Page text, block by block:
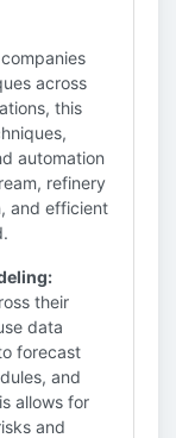
across
this
automation
refinery
and efficient
their
data
forecast
and
allows for
and